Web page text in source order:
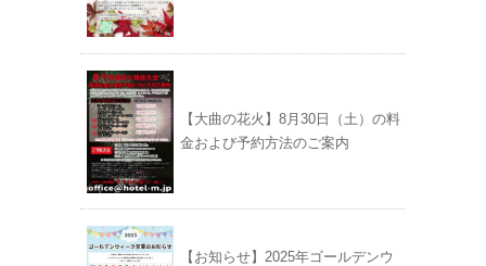
【大曲の花火】8月30日（土）の料
金および予約方法のご案内
【お知らせ】2025年ゴールデンウ